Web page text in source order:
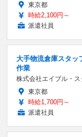
東京都
時給2,100円～
派遣社員
大手物流倉庫スタッ
作業
株式会社エイブル・ス
東京都
時給1,700円～
派遣社員